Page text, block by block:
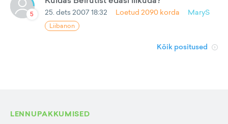
5 25. dets 2007 18:32 Loetud 2090 korda MaryS
Liibanon
Kõik positused
LENNUPAKKUMISED